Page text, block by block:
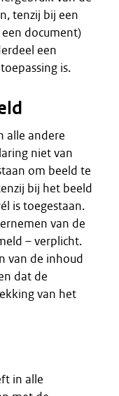
tenzij bij een
document)
een
is.
alle andere
niet van
om beeld te
bij het beeld
is toegestaan.
van de
– verplicht.
van de inhoud
dat de
van het
in alle